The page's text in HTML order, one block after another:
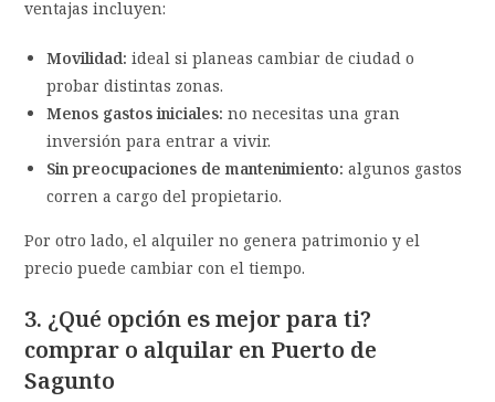
ventajas incluyen:
Movilidad: ideal si planeas cambiar de ciudad o
probar distintas zonas.
Menos gastos iniciales: no necesitas una gran
inversión para entrar a vivir.
Sin preocupaciones de mantenimiento: algunos gastos
corren a cargo del propietario.
Por otro lado, el alquiler no genera patrimonio y el
precio puede cambiar con el tiempo.
3. ¿Qué opción es mejor para ti?
comprar o alquilar en Puerto de
Sagunto